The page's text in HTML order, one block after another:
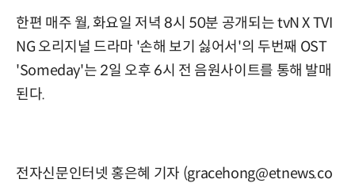
한편 매주 월, 화요일 저녁 8시 50분 공개되는 tvN X TVI
NG 오리지널 드라마 '손해 보기 싫어서'의 두번째 OST
'Someday'는 2일 오후 6시 전 음원사이트를 통해 발매
된다.
전자신문인터넷 홍은혜 기자 (gracehong@etnews.co